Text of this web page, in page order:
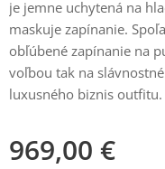
je jemne uchytená na
maskuje zapínanie.
obľúbené zapínanie na
voľbou tak na
luxusného biznis outfitu.
969,00 €